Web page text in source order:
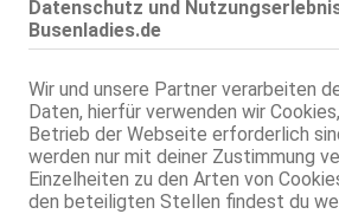
Datenschutz und
Busenladies.de
Wir und unsere Partner verarbeiten
Daten, hierfür verwenden wir
Betrieb der Webseite erforderlich
werden nur mit deiner Zustimmung
Einzelheiten zu den Arten von
den beteiligten Stellen findest du
Geschlecht: weiblich
Körpergröße:
Typ:
Herkunft: Polen
KF: 36
Intimbereich: total
Haare: blond,